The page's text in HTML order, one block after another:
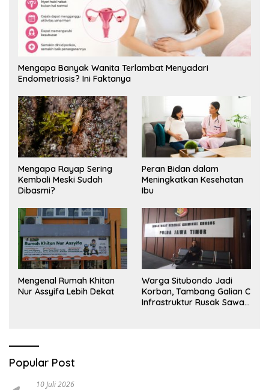
Mengapa Banyak Wanita Terlambat Menyadari
Endometriosis? Ini Faktanya
Mengapa Rayap Sering
Kembali Meski Sudah
Dibasmi?
Peran Bidan dalam
Meningkatkan Kesehatan
Ibu
Mengenal Rumah Khitan
Nur Assyifa Lebih Dekat
Warga Situbondo Jadi
Korban, Tambang Galian C
Infrastruktur Rusak Sawah
Popular Post
10 Juli 2026